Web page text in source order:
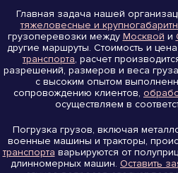
Главная задача нашей
тяжеловесные и
грузоперевозки между Москвой и
другие маршруты. Стоимость и
транспорта, расчет
разрешений, размеров и веса
с высоким опытом
сопровождению клиентов,
осуществляем в
Погрузка грузов, включая
военные машины и тракторы,
транспорта варьируются от
длинномерных машин. Оставить